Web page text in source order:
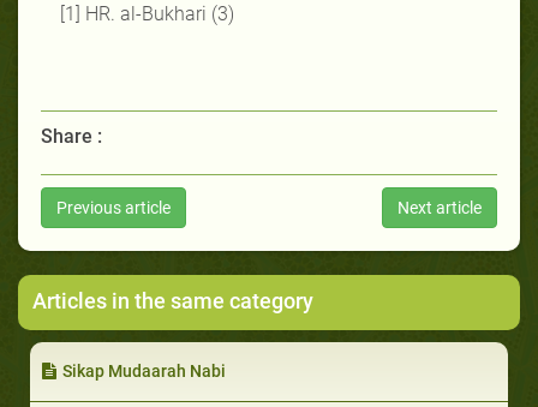
[1] HR. al-Bukhari (3)
Share :
Previous article Next article
Articles in the same category
Sikap Mudaarah Nabi